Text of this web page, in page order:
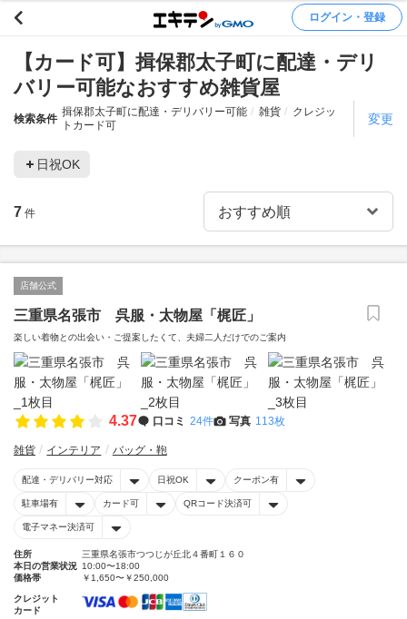
ログイン・登録
【カード可】揖保郡太子町に配達・デリ
バリー可能なおすすめ雑貨屋
検索条件
揖保郡太子町に配達・デリバリー可能 雑貨
クレジッ
トカード可
変更
日祝OK
7 件
店舗公式
三重県名張市 呉服・太物屋「梶匠」
楽しい着物との出会い・ご提案したくて、夫婦二人だけでのご案内
4.37 口コミ 24件 写真 113枚
雑貨 インテリア バッグ・鞄
配達・デリバリー対応 日祝OK クーポン有
駐車場有 カード可 QRコード決済可
電子マネー決済可
住所
三重県名張市つつじが丘北４番町１６０
本日の営業状況 10:00〜18:00
価格帯
￥1,650〜￥250,000
クレジット
カード